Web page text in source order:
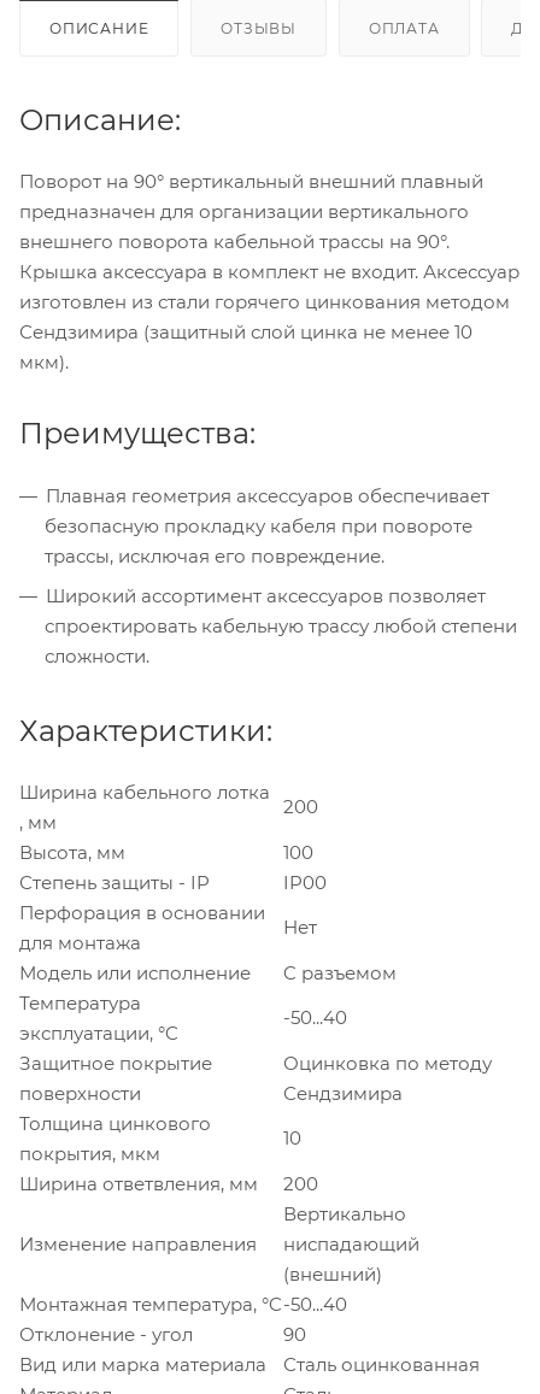
ОПИСАНИЕ ОТЗЫВЫ ОПЛАТА
Описание:
Поворот на 90° вертикальный внешний плавный
предназначен для организации вертикального
внешнего поворота кабельной трассы на 90°.
Крышка аксессуара в комплект не входит. Аксессуар
изготовлен из стали горячего цинкования методом
Сендзимира (защитный слой цинка не менее 10
мкм).
Преимущества:
Плавная геометрия аксессуаров обеспечивает
безопасную прокладку кабеля при повороте
трассы, исключая его повреждение.
Широкий ассортимент аксессуаров позволяет
спроектировать кабельную трассу любой степени
сложности.
Характеристики:
Ширина кабельного лотка
, мм
200
Высота, мм
100
Степень защиты - IP
IP00
Перфорация в основании
для монтажа
Нет
Модель или исполнение
C разъемом
Температура
эксплуатации, °C
-50...40
Защитное покрытие
поверхности
Оцинковка по методу
Сендзимира
Толщина цинкового
покрытия, мкм
10
Ширина ответвления, мм
200
Изменение направления
Вертикально
ниспадающий
(внешний)
Монтажная температура, °C-50...40
Отклонение - угол
90
Вид или марка материала
Сталь оцинкованная